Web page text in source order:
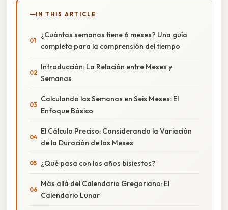
IN THIS ARTICLE
¿Cuántas semanas tiene 6 meses? Una guía
completa para la comprensión del tiempo
Introducción: La Relación entre Meses y
Semanas
Calculando las Semanas en Seis Meses: El
Enfoque Básico
El Cálculo Preciso: Considerando la Variación
de la Duración de los Meses
¿Qué pasa con los años bisiestos?
Más allá del Calendario Gregoriano: El
Calendario Lunar